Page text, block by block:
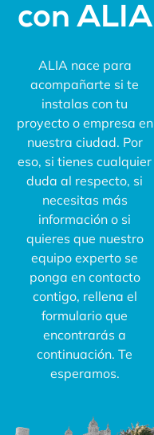
con ALIA
ALIA nace para
acompañarte si te
instalas con tu
proyecto o empresa en
nuestra ciudad. Por
eso, si tienes cualquier
duda al respecto, si
necesitas más
información o si
quieres que nuestro
equipo experto se
ponga en contacto
contigo, rellena el
formulario que
encontrarás a
continuación. Te
esperamos.